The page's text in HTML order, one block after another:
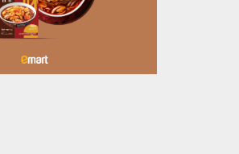
БУЯНТ СУМАНД АЛГА
БОЛСОН 10 НАСТАЙ
ОХИНЫГ ЭРЭН ХАЙХ